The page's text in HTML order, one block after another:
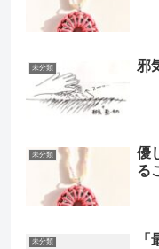
未分類 邪
未分類
優
る
未分類